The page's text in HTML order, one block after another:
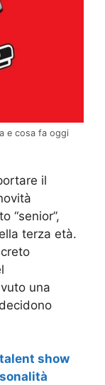
e cosa fa oggi
il
“senior”,
terza età.
una
show